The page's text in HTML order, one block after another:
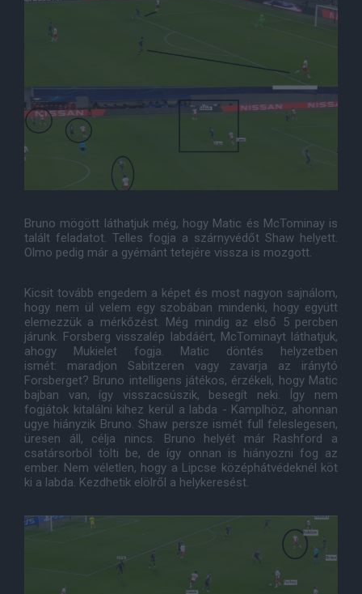
Bruno mögött láthatjuk még, hogy Matic és McTominay is
talált feladatot. Telles fogja a szárnyvédőt Shaw helyett.
Olmo pedig már a gyémánt tetejére vissza is mozgott.
Kicsit tovább engedem a képet és most nagyon sajnálom,
hogy nem ül velem egy szobában mindenki, hogy együtt
elemezzük a mérkőzést. Még mindig az első 5 percben
járunk. Forsberg visszalép labdáért, McTominayt láthatjuk,
ahogy Mukielet fogja. Matic döntés helyzetben
ismét: maradjon Sabitzeren vagy zavarja az iránytó
Forsberget? Bruno intelligens játékos, érzékeli, hogy Matic
bajban van, így visszacsúszik, besegít neki. Így nem
fogjátok kitalálni kihez kerül a labda - Kamplhöz, ahonnan
ugye hiányzik Bruno. Shaw persze ismét full feleslegesen,
üresen áll, célja nincs. Bruno helyét már Rashford a
csatársorból tölti be, de így onnan is hiányozni fog az
ember. Nem véletlen, hogy a Lipcse középhátvédeknél köt
ki a labda. Kezdhetik elölről a helykeresést.